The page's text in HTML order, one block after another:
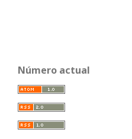
Número actual